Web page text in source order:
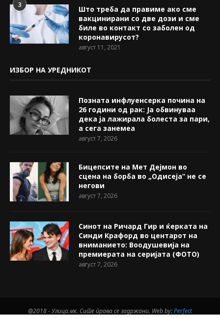
3
Што треба да правиме ако сме
вакцинирани со две дози и сме
биле во контакт со заболен од
коронавирусот?
август 11, 2021
ИЗБОР НА УРЕДНИКОТ
Позната инфлуенсерка почина на
26 години од рак: Ја обвинуваа
дека ја лажирала болеста за пари,
а сега занемеа
август 7, 2026
Бицепсите на Мет Дејмон во
сцена на борба во „Одисеја“ не се
негови
август 7, 2026
Синот на Ричард Гир и ќерката на
Синди Крафорд во центарот на
вниманието: Воодушевија на
премиерата на серијата (ФОТО)
август 7, 2026
@2018 - Улица.мк. Сите права се задржани. Web by:Perfect